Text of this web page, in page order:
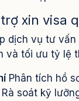
xin visa
dịch vụ tư
và tối ưu tỷ lệ
Phân tích hồ
Rà soát kỹ